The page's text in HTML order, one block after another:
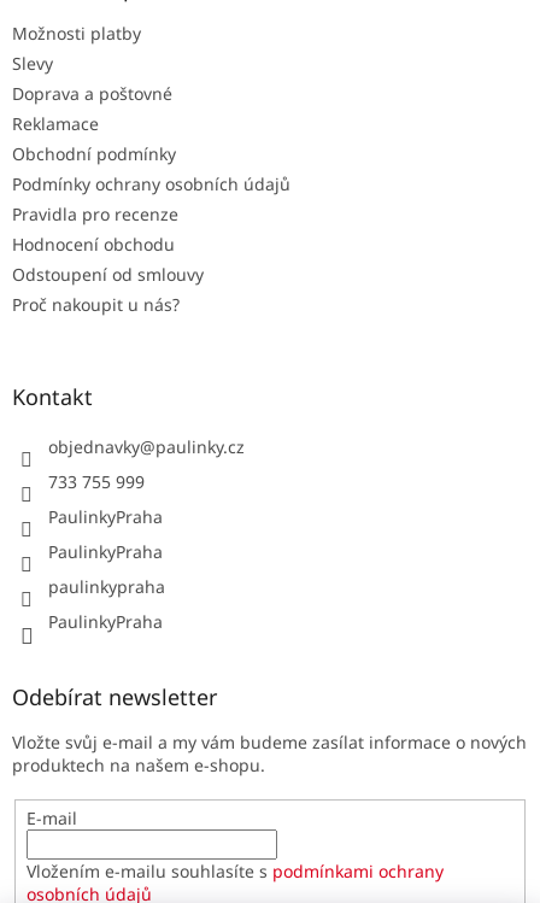
Možnosti platby
Slevy
Doprava a poštovné
Reklamace
Obchodní podmínky
Podmínky ochrany osobních údajů
Pravidla pro recenze
Hodnocení obchodu
Odstoupení od smlouvy
Proč nakoupit u nás?
Kontakt
objednavky@paulinky.cz
733 755 999
PaulinkyPraha
PaulinkyPraha
paulinkypraha
PaulinkyPraha
Odebírat newsletter
Vložte svůj e-mail a my vám budeme zasílat informace o nových
produktech na našem e-shopu.
E-mail
Vložením e-mailu souhlasíte s podmínkami ochrany
osobních údajů